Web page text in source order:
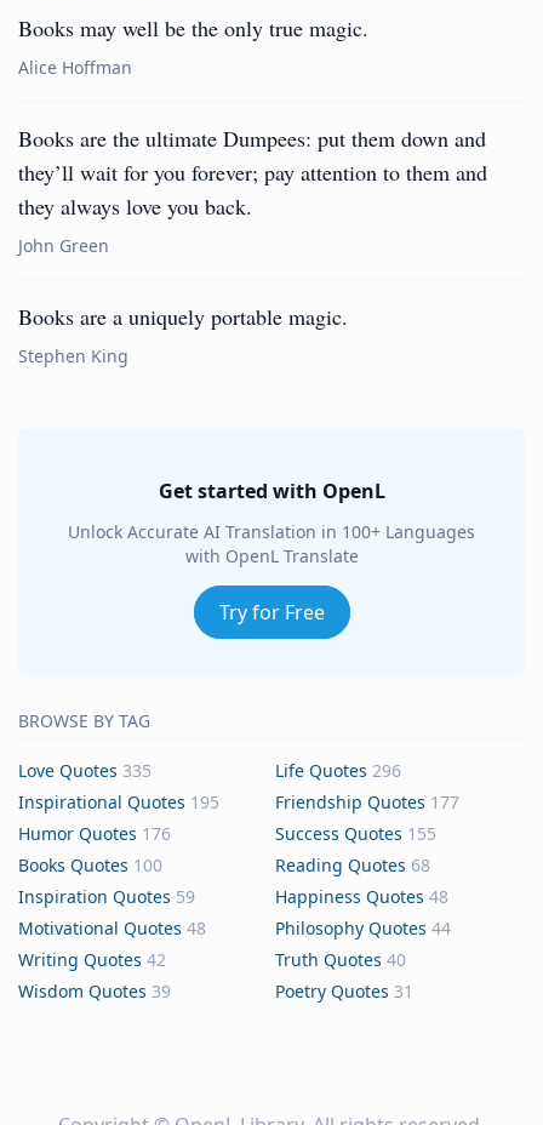
Books may well be the only true magic.
Alice Hoffman
Books are the ultimate Dumpees: put them down and
they’ll wait for you forever; pay attention to them and
they always love you back.
John Green
Books are a uniquely portable magic.
Stephen King
Get started with OpenL
Unlock Accurate AI Translation in 100+ Languages
with OpenL Translate
Try for Free
BROWSE BY TAG
Love Quotes 335 Life Quotes 296
Inspirational Quotes 195 Friendship Quotes 177
Humor Quotes 176 Success Quotes 155
Books Quotes 100 Reading Quotes 68
Inspiration Quotes 59 Happiness Quotes 48
Motivational Quotes 48 Philosophy Quotes 44
Writing Quotes 42 Truth Quotes 40
Wisdom Quotes 39 Poetry Quotes 31